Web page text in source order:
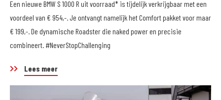
Een nieuwe BMW S 1000 R uit voorraad* is tijdelijk verkrijgbaar met een
voordeel van € 954,-. Je ontvangt namelijk het Comfort pakket voor maar
€ 199,-. De dynamische Roadster die naked power en precisie
combineert. #NeverStopChallenging
Lees meer